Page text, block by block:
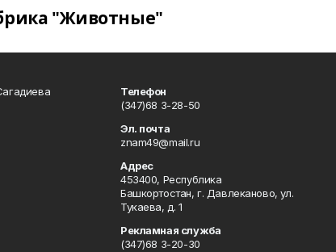
"Животные"
Телефон
(347)68 3-28-50
Эл. почта
znam49@mail.ru
Адрес
453400, Республика
Башкортостан, г. Давлеканово, ул.
Тукаева, д. 1
Рекламная служба
(347)68 3-20-30